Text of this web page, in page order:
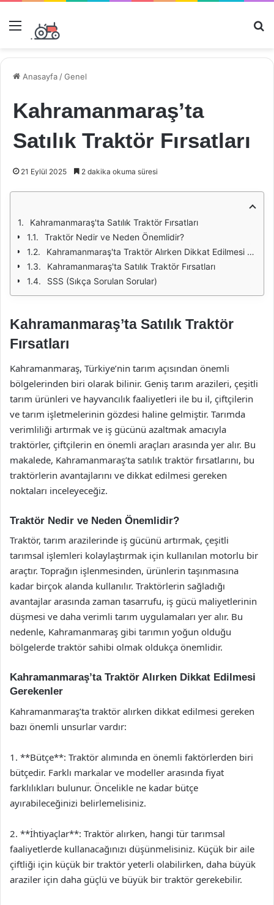
Menü
Anasayfa /Genel
Kahramanmaraş’ta
Satılık Traktör Fırsatları
21 Eylül 2025 2 dakika okuma süresi
Kahramanmaraş'ta Satılık Traktör Fırsatları
Traktör Nedir ve Neden Önemlidir?
Kahramanmaraş'ta Traktör Alırken Dikkat Edilmesi Gerekenler
Kahramanmaraş'ta Satılık Traktör Fırsatları
SSS (Sıkça Sorulan Sorular)
Kahramanmaraş’ta Satılık Traktör
Fırsatları
Kahramanmaraş, Türkiye’nin tarım açısından önemli
bölgelerinden biri olarak bilinir. Geniş tarım arazileri, çeşitli
tarım ürünleri ve hayvancılık faaliyetleri ile bu il, çiftçilerin
ve tarım işletmelerinin gözdesi haline gelmiştir. Tarımda
verimliliği artırmak ve iş gücünü azaltmak amacıyla
traktörler, çiftçilerin en önemli araçları arasında yer alır. Bu
makalede, Kahramanmaraş’ta satılık traktör fırsatlarını, bu
traktörlerin avantajlarını ve dikkat edilmesi gereken
noktaları inceleyeceğiz.
Traktör Nedir ve Neden Önemlidir?
Traktör, tarım arazilerinde iş gücünü artırmak, çeşitli
tarımsal işlemleri kolaylaştırmak için kullanılan motorlu bir
araçtır. Toprağın işlenmesinden, ürünlerin taşınmasına
kadar birçok alanda kullanılır. Traktörlerin sağladığı
avantajlar arasında zaman tasarrufu, iş gücü maliyetlerinin
düşmesi ve daha verimli tarım uygulamaları yer alır. Bu
nedenle, Kahramanmaraş gibi tarımın yoğun olduğu
bölgelerde traktör sahibi olmak oldukça önemlidir.
Kahramanmaraş’ta Traktör Alırken Dikkat Edilmesi
Gerekenler
Kahramanmaraş’ta traktör alırken dikkat edilmesi gereken
bazı önemli unsurlar vardır:
1. **Bütçe**: Traktör alımında en önemli faktörlerden biri
bütçedir. Farklı markalar ve modeller arasında fiyat
farklılıkları bulunur. Öncelikle ne kadar bütçe
ayırabileceğinizi belirlemelisiniz.
2. **İhtiyaçlar**: Traktör alırken, hangi tür tarımsal
faaliyetlerde kullanacağınızı düşünmelisiniz. Küçük bir aile
çiftliği için küçük bir traktör yeterli olabilirken, daha büyük
araziler için daha güçlü ve büyük bir traktör gerekebilir.